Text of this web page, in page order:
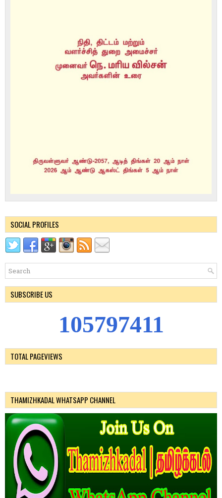
SOCIAL PROFILES
SUBSCRIBE US
105797411
TOTAL PAGEVIEWS
THAMIZHKADAL WHATSAPP CHANNEL